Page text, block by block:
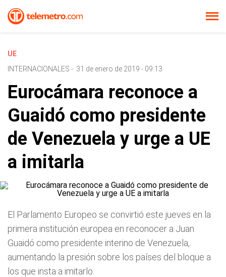
UE
INTERNACIONALES - 31 de enero de 2019 - 09:13
Eurocámara reconoce a
Guaidó como presidente
de Venezuela y urge a UE
a imitarla
El Parlamento Europeo se convirtió este jueves en la
primera institución europea en reconocer a Juan
Guaidó como presidente interino de Venezuela,
aumentando la presión sobre los países del bloque a
los que insta a imitarlo.